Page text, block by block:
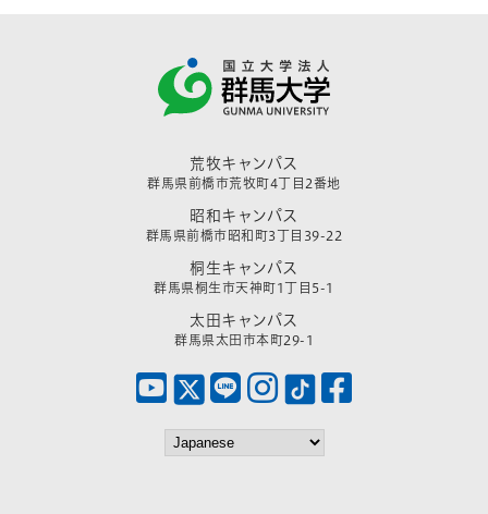
荒牧キャンパス
群馬県前橋市荒牧町4丁目2番地
昭和キャンパス
群馬県前橋市昭和町3丁目39-22
桐生キャンパス
群馬県桐生市天神町1丁目5-1
太田キャンパス
群馬県太田市本町29-1